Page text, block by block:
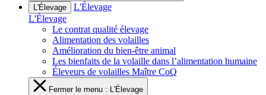
L'Élevage
L'Élevage
L'Élevage
Le contrat qualité élevage
Alimentation des volailles
Amélioration du bien-être animal
Les bienfaits de la volaille dans l’alimentation humaine
Éleveurs de volailles Maître CoQ
Fermer le menu : L'Élevage